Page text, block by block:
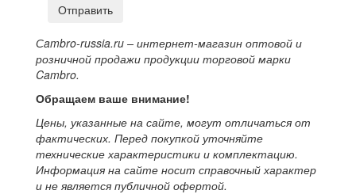
Отправить
Сambro-russia.ru – интернет-магазин оптовой и
розничной продажи продукции торговой марки
Cambro.
Обращаем ваше внимание!
Цены, указанные на сайте, могут отличаться от
фактических. Перед покупкой уточняйте
технические характеристики и комплектацию.
Информация на сайте носит справочный характер
и не является публичной офертой.